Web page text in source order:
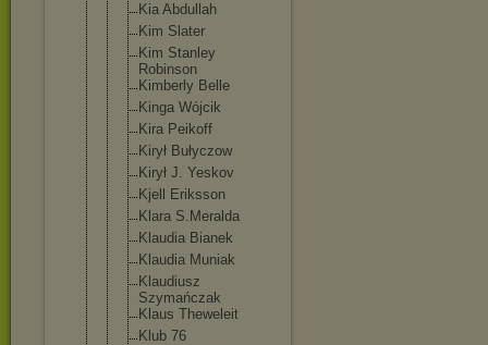
Kia Abdullah
Kim Slater
Kim Stanley
Robinson
Kimberly Belle
Kinga Wójcik
Kira Peikoff
Kirył Bułyczow
Kirył J. Yeskov
Kjell Eriksson
Klara S.Meralda
Klaudia Bianek
Klaudia Muniak
Klaudiusz
Szymańczak
Klaus Theweleit
Klub 76